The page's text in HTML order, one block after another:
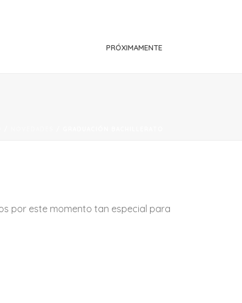
PRÓXIMAMENTE
por este momento tan especial para